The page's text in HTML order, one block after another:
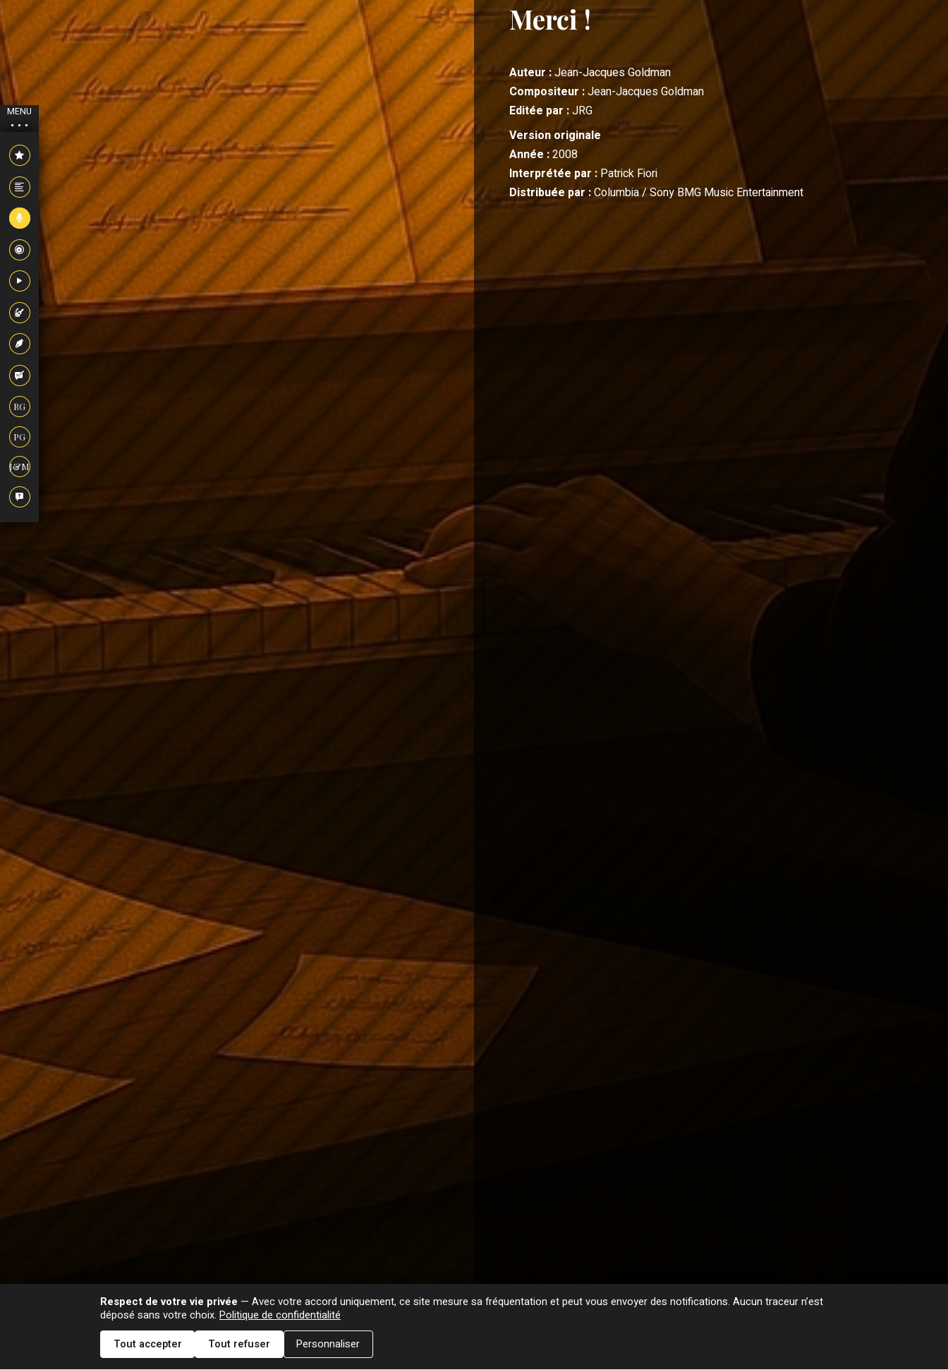
MENU
RG
PG
J&M
Merci !
Auteur :Jean-Jacques Goldman
Compositeur :Jean-Jacques Goldman
Editée par :JRG
Version originale
Année :2008
Interprétée par : Patrick Fiori
Distribuée par :Columbia / Sony BMG Music Entertainment
Respect de votre vie privée — Avec votre accord uniquement, ce site mesure sa fréquentation et peut vous envoyer des notifications. Aucun traceur n’est
déposé sans votre choix. Politique de confidentialité
Tout accepter
Tout refuser Personnaliser